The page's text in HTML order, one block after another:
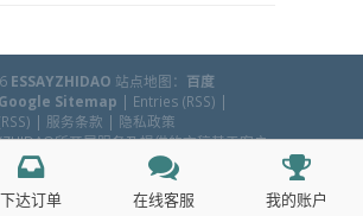
下达订单 在线客服 我的账户
ESSAYZHIDAO 站点地图： 百度
Google Sitemap | Entries (RSS) |
| 服务条款 | 隐私政策
所开展服务及提供的文稿基于客户
客户可用于研究目的等方面，本机构不鼓
何学术欺诈行为。
Back to Top